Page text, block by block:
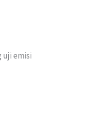
uji emisi